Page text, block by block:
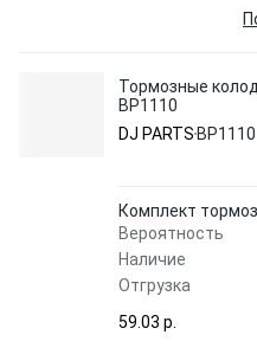
Тормозные
BP1110
DJ PARTS BP1110
Комплект
Вероятность
Наличие
Отгрузка
59.03 p.